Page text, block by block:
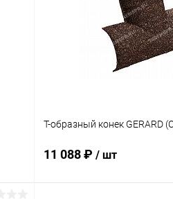
Т-образный конек GERARD
11 088 ₽ / шт